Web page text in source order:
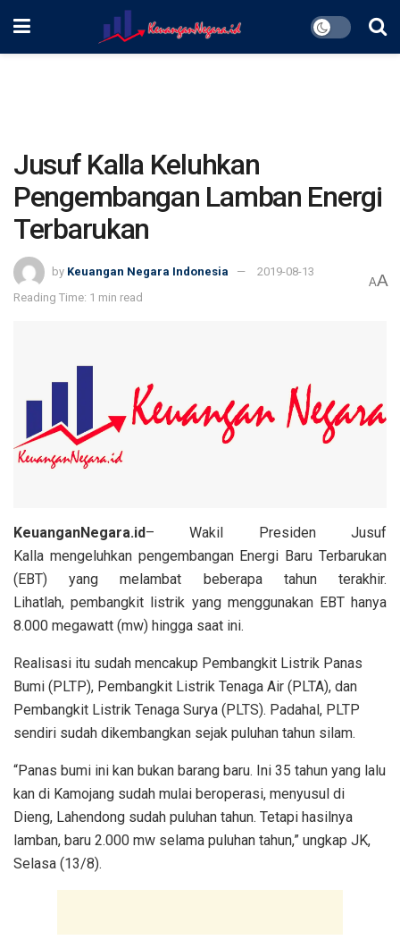
Jusuf Kalla Keluhkan
Pengembangan Lamban Energi
Terbarukan
by Keuangan Negara Indonesia
2019-08-13
Reading Time: 1 min read
AA
KeuanganNegara.id– Wakil Presiden Jusuf
Kalla mengeluhkan pengembangan Energi Baru Terbarukan
(EBT) yang melambat beberapa tahun terakhir.
Lihatlah, pembangkit listrik yang menggunakan EBT hanya
8.000 megawatt (mw) hingga saat ini.
Realisasi itu sudah mencakup Pembangkit Listrik Panas
Bumi (PLTP), Pembangkit Listrik Tenaga Air (PLTA), dan
Pembangkit Listrik Tenaga Surya (PLTS). Padahal, PLTP
sendiri sudah dikembangkan sejak puluhan tahun silam.
“Panas bumi ini kan bukan barang baru. Ini 35 tahun yang lalu
kan di Kamojang sudah mulai beroperasi, menyusul di
Dieng, Lahendong sudah puluhan tahun. Tetapi hasilnya
lamban, baru 2.000 mw selama puluhan tahun,” ungkap JK,
Selasa (13/8).